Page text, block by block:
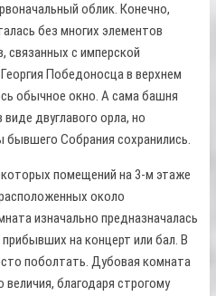
облик. Конечно,
без многих элементов
связанных с имперской
Победоносца в верхнем
обычное окно. А сама башня
двуглавого орла, но
Собрания сохранились.
помещений на 3-м этаже
около
изначально предназначалась
на концерт или бал. В
поболтать. Дубовая комната
благодаря строгому